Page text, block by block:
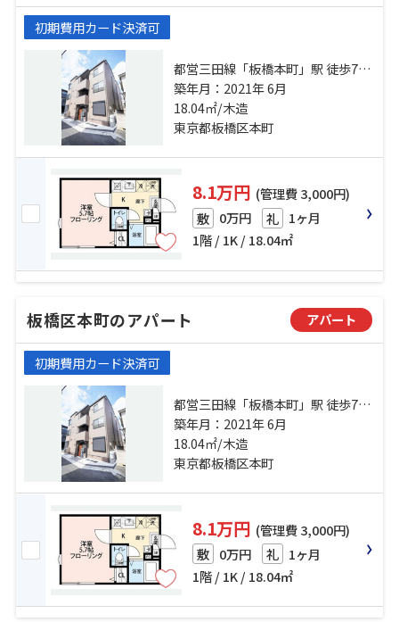
初期費用カード決済可
都営三田線「板橋本町」駅 徒歩7分
埼京線「十条」駅 徒歩18分 都営三
田線「板橋区役所前」駅 徒歩15分
築年月：2021年 6月
18.04㎡/木造
東京都板橋区本町
8.1万円 (管理費 3,000円)
敷 0万円 礼 1ヶ月
1階 / 1K / 18.04㎡
板橋区本町のアパート アパート
初期費用カード決済可
都営三田線「板橋本町」駅 徒歩7分
埼京線「十条」駅 徒歩18分 都営三
田線「板橋区役所前」駅 徒歩15分
築年月：2021年 6月
18.04㎡/木造
東京都板橋区本町
8.1万円 (管理費 3,000円)
敷 0万円 礼 1ヶ月
1階 / 1K / 18.04㎡